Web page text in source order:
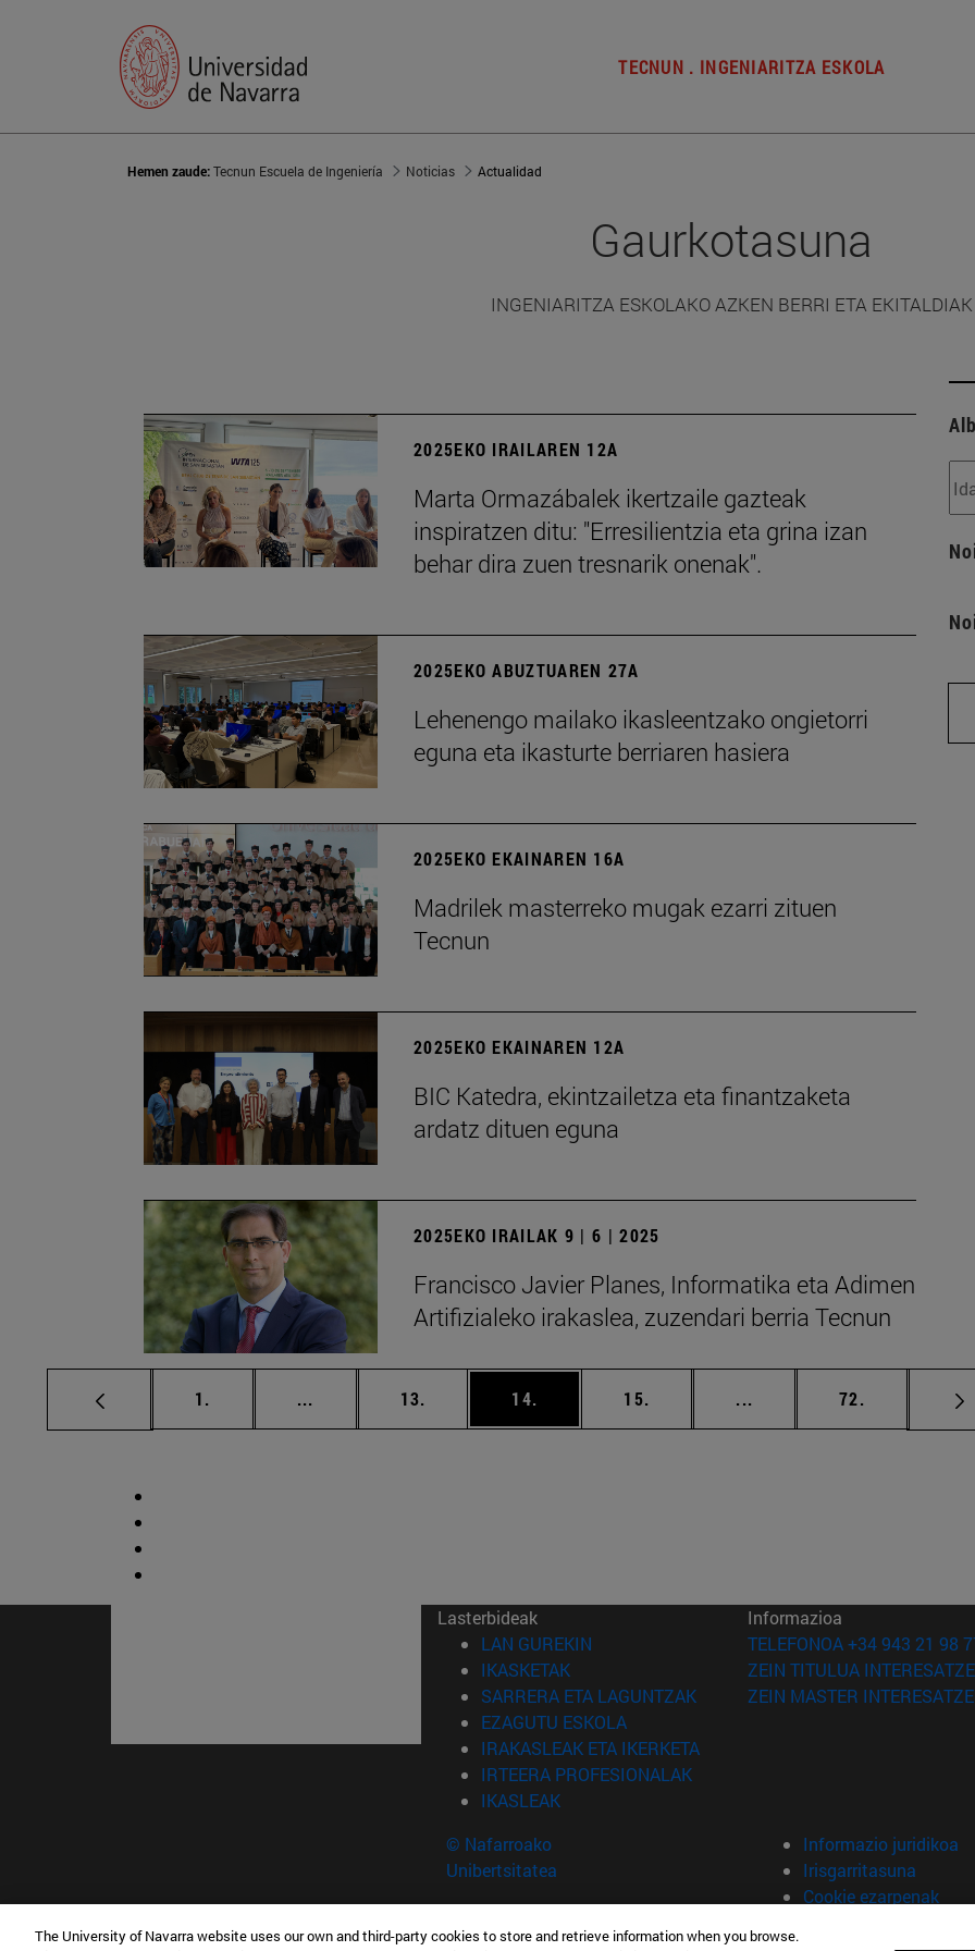
TECNUN . INGENIARITZA ESKOLA
Hemen zaude:Tecnun Escuela de Ingeniería Noticias Actualidad
Gaurkotasuna
INGENIARITZA ESKOLAKO AZKEN BERRI ETA EKITALDIAK
2025EKO IRAILAREN 12A
Marta Ormazábalek ikertzaile gazteak
inspiratzen ditu: "Erresilientzia eta grina izan
behar dira zuen tresnarik onenak".
2025EKO ABUZTUAREN 27A
Lehenengo mailako ikasleentzako ongietorri
eguna eta ikasturte berriaren hasiera
2025EKO EKAINAREN 16A
Madrilek masterreko mugak ezarri zituen
Tecnun
2025EKO EKAINAREN 12A
BIC Katedra, ekintzailetza eta finantzaketa
ardatz dituen eguna
2025EKO IRAILAK 9 | 6 | 2025
Francisco Javier Planes, Informatika eta Adimen
Artifizialeko irakaslea, zuzendari berria Tecnun
1. ... Tarteko orrialdeak Erabili TAB tekla nabigatzeko.
13. 14. 15. ... Tarteko orrialdeak Erabili
72.
Lasterbideak
LAN GUREKIN (Beste leiho batean irekiko da)
IKASKETAK(Beste leiho batean irekiko da)
SARRERA ETA LAGUNTZAK(Beste leiho batean irekiko da)
EZAGUTU ESKOLA(Beste leiho batean irekiko da)
IRAKASLEAK ETA IKERKETA(Beste leiho batean irekiko da)
IRTEERA PROFESIONALAK(Beste leiho batean irekiko da)
IKASLEAK(Beste leiho batean irekiko da)
Informazioa
TELEFONOA +34 943 21 98
ZEIN TITULUA
ZEIN MASTER
© Nafarroako
Unibertsitatea
Informazio juridikoa
Irisgarritasuna
Cookie ezarpenak
Tecnun . Ingeniaritza eskola
The University of Navarra website uses our own and third-party cookies to store and retrieve information when you browse.